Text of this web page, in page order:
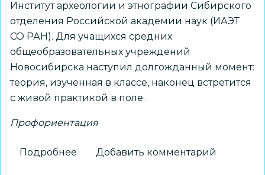
Институт археологии и этнографии Сибирского
отделения Российской академии наук (ИАЭТ
СО РАН). Для учащихся средних
общеобразовательных учреждений
Новосибирска наступил долгожданный момент:
теория, изученная в классе, наконец встретится
с живой практикой в поле.
Профориентация
Подробнее Добавить комментарий